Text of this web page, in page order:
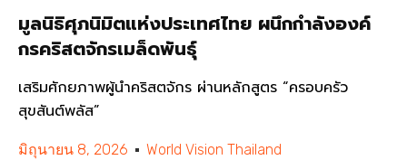
มูลนิธิศุภนิมิตแห่งประเทศไทย ผนึกกำลังองค์
กรคริสตจักรเมล็ดพันธุ์
เสริมศักยภาพผู้นำคริสตจักร ผ่านหลักสูตร “ครอบครัว
สุขสันต์พลัส”
มิถุนายน 8, 2026 World Vision Thailand